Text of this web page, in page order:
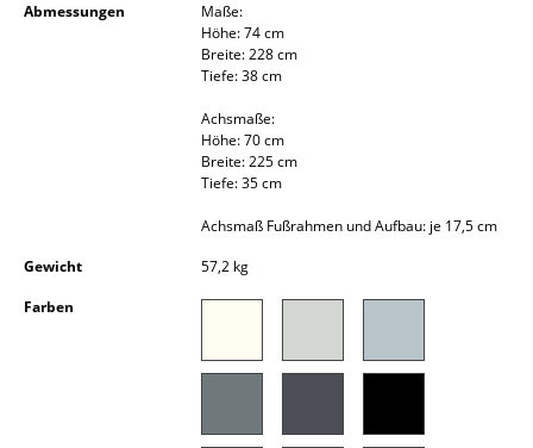
... alle Aufbewahrungsmöbel
Hängeleuchten & Deckenleuchten
Schreibtischleuchten
Stehleuchten & Leseleuchten
Abmessungen
Maße:
Höhe: 74 cm
Breite: 228 cm
Tiefe: 38 cm
Achsmaße:
Höhe: 70 cm
Breite: 225 cm
Tiefe: 35 cm
Achsmaß Fußrahmen und Aufbau: je 17,5 cm
Gewicht
57,2 kg
Farben